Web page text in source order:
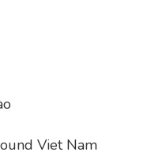
Viet Nam